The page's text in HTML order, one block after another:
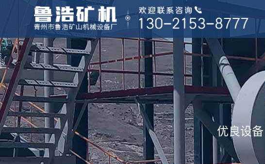
尾矿设备
重选设备
金矿设备
选矿设备
矿山设备
物料处理
生产线配置
客户现场
优良设备